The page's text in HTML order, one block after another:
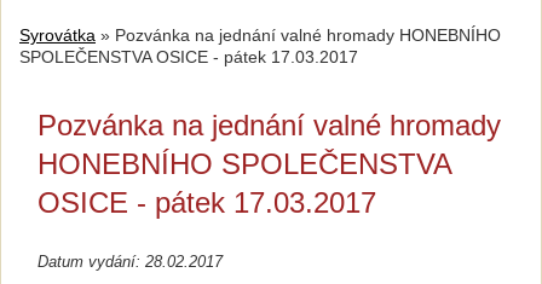
Syrovátka » Pozvánka na jednání valné hromady HONEBNÍHO
SPOLEČENSTVA OSICE - pátek 17.03.2017
Pozvánka na jednání valné hromady
HONEBNÍHO SPOLEČENSTVA
OSICE - pátek 17.03.2017
Datum vydání: 28.02.2017